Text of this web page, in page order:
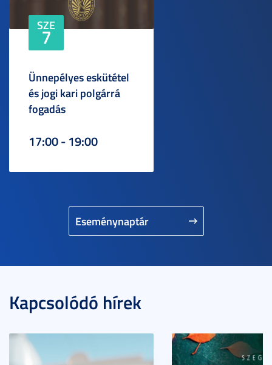
Eseménynaptár
SZE
7
Ünnepélyes eskütétel
és jogi kari polgárrá
fogadás
17:00 - 19:00
Kapcsolódó hírek